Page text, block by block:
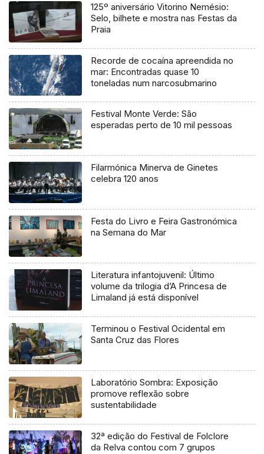
125º aniversário Vitorino Nemésio:
Selo, bilhete e mostra nas Festas da
Praia
Recorde de cocaína apreendida no
mar: Encontradas quase 10
toneladas num narcosubmarino
Festival Monte Verde: São
esperadas perto de 10 mil pessoas
Filarmónica Minerva de Ginetes
celebra 120 anos
Festa do Livro e Feira Gastronómica
na Semana do Mar
Literatura infantojuvenil: Último
volume da trilogia d’A Princesa de
Limaland já está disponível
Terminou o Festival Ocidental em
Santa Cruz das Flores
Laboratório Sombra: Exposição
promove reflexão sobre
sustentabilidade
32ª edição do Festival de Folclore
da Relva contou com 7 grupos